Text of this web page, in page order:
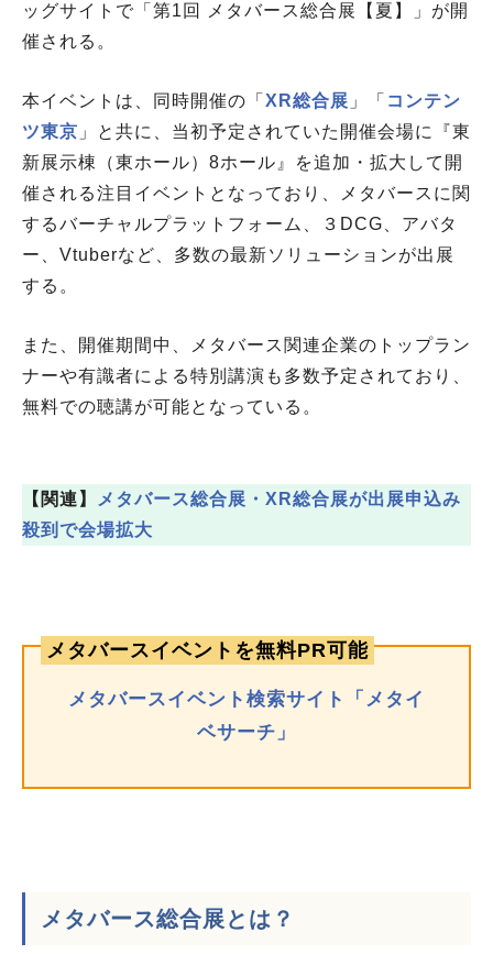
ッグサイトで「第1回 メタバース総合展【夏】」が開
催される。
本イベントは、同時開催の「 XR総合展 」「 コンテン
ツ東京 」と共に、当初予定されていた開催会場に『東
新展示棟（東ホール）8ホール』を追加・拡大して開
催される注目イベントとなっており、メタバースに関
するバーチャルプラットフォーム、３DCG、アバタ
ー、Vtuberなど、多数の最新ソリューションが出展
する。
また、開催期間中、メタバース関連企業のトップラン
ナーや有識者による特別講演も多数予定されており、
無料での聴講が可能となっている。
【関連】
メタバース総合展・XR総合展が出展申込み
殺到で会場拡大
メタバースイベントを無料PR可能
メタバースイベント検索サイト「メタイ
ベサーチ」
メタバース総合展とは？